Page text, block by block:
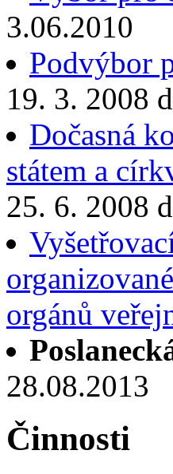
3.06.2010
Podvýbor
19. 3. 2008
Dočasná
státem a
25. 6. 2008
orgánů
28.08.2013
Činnosti